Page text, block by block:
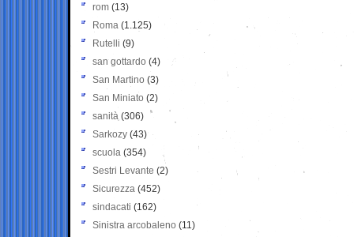
rom (13)
Roma (1.125)
Rutelli (9)
san gottardo (4)
San Martino (3)
San Miniato (2)
sanità (306)
Sarkozy (43)
scuola (354)
Sestri Levante (2)
Sicurezza (452)
sindacati (162)
Sinistra arcobaleno (11)